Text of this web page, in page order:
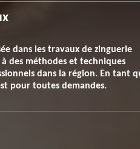
dans les travaux de zinguerie
des méthodes et techniques
dans la région. En tant
pour toutes demandes.